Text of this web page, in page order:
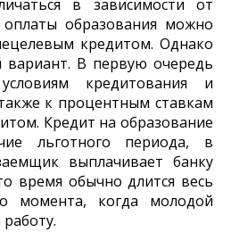
в зависимости от
образования можно
кредитом. Однако
В первую очередь
кредитования и
к процентным ставкам
Кредит на образование
льготного периода, в
выплачивает банку
время обычно длится весь
момента, когда молодой